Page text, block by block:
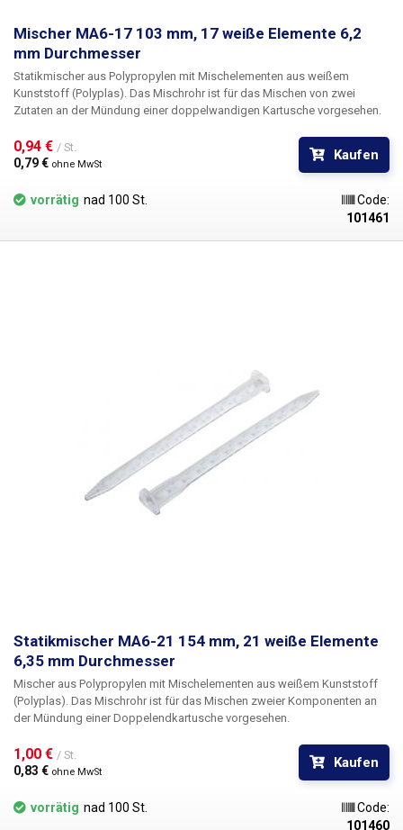
Mischer MA6-17 103 mm, 17 weiße Elemente 6,2
mm Durchmesser
Statikmischer aus Polypropylen mit Mischelementen aus weißem
Kunststoff (Polyplas). Das Mischrohr ist für das Mischen von zwei
Zutaten an der Mündung einer doppelwandigen Kartusche vorgesehen.
0,94 € / St.
0,79 € ohne MwSt
Kaufen
vorrätig nad 100 St.
Code:
101461
Statikmischer MA6-21 154 mm, 21 weiße Elemente
6,35 mm Durchmesser
Mischer aus Polypropylen mit Mischelementen aus weißem Kunststoff
(Polyplas). Das Mischrohr ist für das Mischen zweier Komponenten an
der Mündung einer Doppelendkartusche vorgesehen.
1,00 € / St.
0,83 € ohne MwSt
Kaufen
vorrätig nad 100 St.
Code:
101460